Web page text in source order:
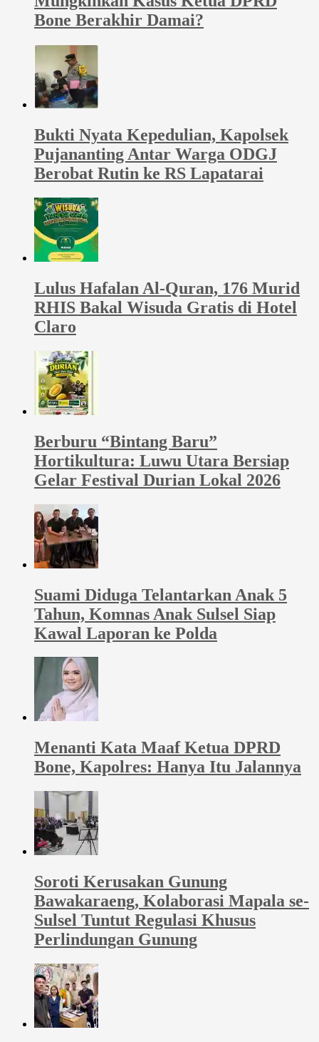
Bone Berakhir Damai?
Bukti Nyata Kepedulian, Kapolsek
Pujananting Antar Warga ODGJ
Berobat Rutin ke RS Lapatarai
Lulus Hafalan Al-Quran, 176 Murid
RHIS Bakal Wisuda Gratis di Hotel
Claro
Berburu “Bintang Baru”
Hortikultura: Luwu Utara Bersiap
Gelar Festival Durian Lokal 2026
Suami Diduga Telantarkan Anak 5
Tahun, Komnas Anak Sulsel Siap
Kawal Laporan ke Polda
Menanti Kata Maaf Ketua DPRD
Bone, Kapolres: Hanya Itu Jalannya
Soroti Kerusakan Gunung
Bawakaraeng, Kolaborasi Mapala se-
Sulsel Tuntut Regulasi Khusus
Perlindungan Gunung